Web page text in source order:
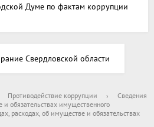
Думе по фактам коррупции
Свердловской области
Противодействие коррупции ›
Сведения
обязательствах имущественного
расходах, об имуществе и обязательствах